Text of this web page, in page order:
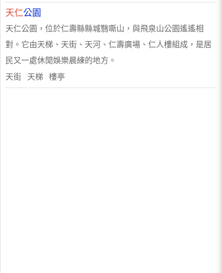
天仁公園
天仁公園，位於仁壽縣縣城翳嘶山，與飛泉山公園遙遙相
對。它由天梯、天街、天河、仁壽廣場、仁人樓組成，是居
民又一處休閒娛樂晨練的地方。
天街 天梯 樓亭